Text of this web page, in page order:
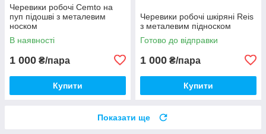
Черевики робочі Cemto на
пуп підошві з металевим
носком
В наявності
1 000 ₴/пара
Купити
Черевики робочі шкіряні Reis
з металевим підноском
Готово до відправки
1 000 ₴/пара
Купити
Показати ще